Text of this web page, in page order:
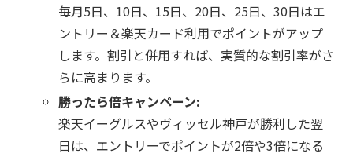
毎月5日、10日、15日、20日、25日、30日はエ
ントリー＆楽天カード利用でポイントがアップ
します。割引と併用すれば、実質的な割引率がさ
らに高まります。
勝ったら倍キャンペーン:
楽天イーグルスやヴィッセル神戸が勝利した翌
日は、エントリーでポイントが2倍や3倍になる